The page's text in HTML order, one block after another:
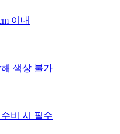
이내
색상 불가
비 시 필수